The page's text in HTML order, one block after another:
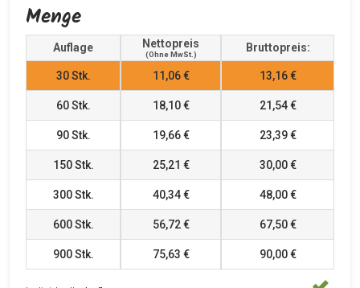
Menge
Auflage Nettopreis
(ohne MwSt.)
Bruttopreis:
30Stk. 11,06 € 13,16 €
60Stk. 18,10 € 21,54 €
90Stk. 19,66 € 23,39 €
150Stk. 25,21 € 30,00 €
300Stk. 40,34 € 48,00 €
600Stk. 56,72 € 67,50 €
900Stk. 75,63 € 90,00 €